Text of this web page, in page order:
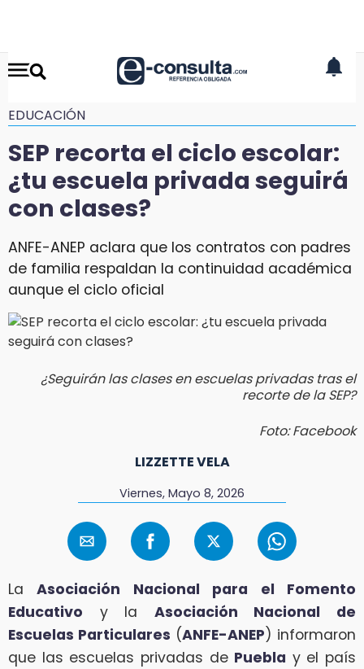
EDUCACIÓN
SEP recorta el ciclo escolar:
¿tu escuela privada seguirá
con clases?
ANFE-ANEP aclara que los contratos con padres
de familia respaldan la continuidad académica
aunque el ciclo oficial
¿Seguirán las clases en escuelas privadas tras el
recorte de la SEP?
Foto: Facebook
LIZZETTE VELA
Viernes, Mayo 8, 2026
LaAsociación Nacional para el Fomento
Educativo y la Asociación Nacional de
Escuelas Particulares (ANFE-ANEP) informaron
que las escuelas privadas de Puebla y el país